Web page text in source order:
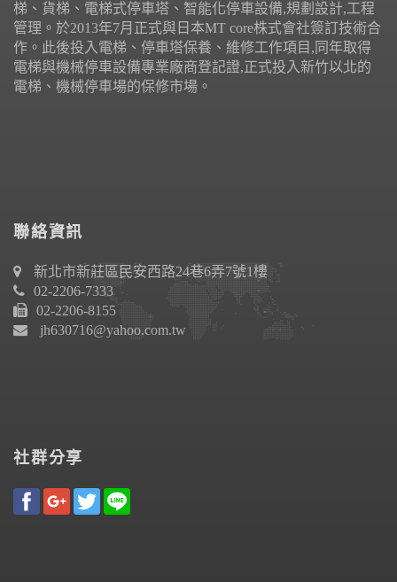
梯、貨梯、電梯式停車塔、智能化停車設備,規劃設計,工程
管理。於2013年7月正式與日本MT core株式會社簽訂技術合
作。此後投入電梯、停車塔保養、維修工作項目,同年取得
電梯與機械停車設備專業廠商登記證,正式投入新竹以北的
電梯、機械停車場的保修市場。
聯絡資訊
新北市新莊區民安西路24巷6弄7號1樓
02-2206-7333
02-2206-8155
jh630716@yahoo.com.tw
社群分享